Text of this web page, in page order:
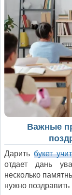
Важные
Даритьбукет
отдает дань
несколько
нужно поздравить